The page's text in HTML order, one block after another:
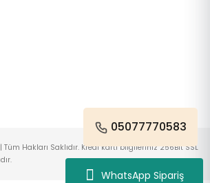
WhatsApp Sipariş
05077770583
Hakları Saklıdır. Kredi kartı bilgileriniz 256Bit SSL